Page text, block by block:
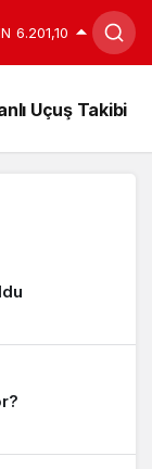
6.201,10
Uçuş Takibi